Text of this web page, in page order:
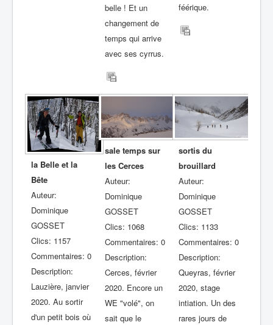
belle ! Et un
changement de
temps qui arrive
avec ses cyrrus.
féérique.
la Belle et la
Bête
Auteur:
Dominique
GOSSET
Clics: 1157
Commentaires: 0
Description:
Lauzière, janvier
2020. Au sortir
d'un petit bois où
sale temps sur
les Cerces
Auteur:
Dominique
GOSSET
Clics: 1068
Commentaires: 0
Description:
Cerces, février
2020. Encore un
WE "volé", on
sait que le
sortis du
brouillard
Auteur:
Dominique
GOSSET
Clics: 1133
Commentaires: 0
Description:
Queyras, février
2020, stage
intiation. Un des
rares jours de